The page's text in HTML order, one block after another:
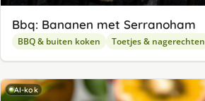
Bbq: Bananen met Serranoham
BBQ & buiten koken Toetjes & nagerechten
AI-kok